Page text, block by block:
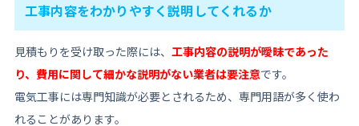
工事内容をわかりやすく説明してくれるか
見積もりを受け取った際には、 工事内容の説明が曖昧であった
り、費用に関して細かな説明がない業者は要注意です。
電気工事には専門知識が必要とされるため、専門用語が多く使わ
れることがあります。